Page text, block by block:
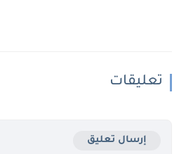
تعليقات
إرسال تعليق